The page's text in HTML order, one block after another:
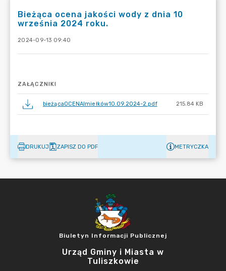
Bieżąca ocena jakości wody z dnia 10
września 2024 roku.
2024-09-13 09:40
ZAŁĄCZNIKI
bieżącaOCENAImiełków10.09.2024-2.pdf 215.84 KB
DRUKUJ ZAPISZ DO PDF METRYCZKA
Biuletyn Informacji Publicznej
Urząd Gminy i Miasta w
Tuliszkowie